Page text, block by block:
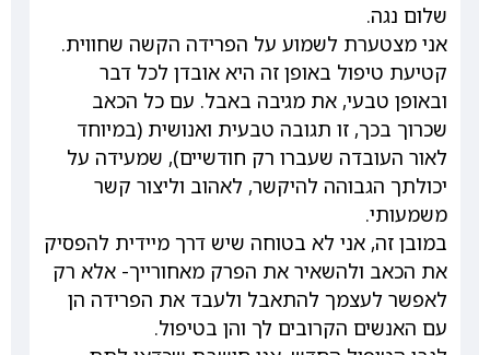
שלום נגה.
אני מצטערת לשמוע על הפרידה הקשה שחווית.
קטיעת טיפול באופן זה היא אובדן לכל דבר
ובאופן טבעי, את מגיבה באבל. עם כל הכאב
שכרוך בכך, זו תגובה טבעית ואנושית (במיוחד
לאור העובדה שעברו רק חודשיים), שמעידה על
יכולתך הגבוהה להיקשר, לאהוב וליצור קשר
משמעותי.
במובן זה, אני לא בטוחה שיש דרך מיידית להפסיק
את הכאב ולהשאיר את הפרק מאחורייך- אלא רק
לאפשר לעצמך להתאבל ולעבד את הפרידה הן
עם האנשים הקרובים לך והן בטיפול.